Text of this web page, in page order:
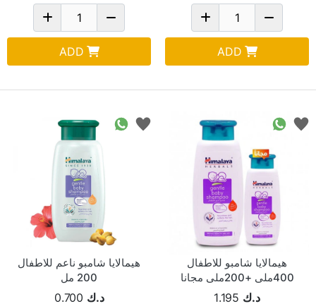
ADD
ADD
هيمالايا شامبو للاطفال
400ملى +200ملى مجانا
د.ك 1.195
هيمالايا شامبو ناعم للاطفال
200 مل
د.ك 0.700